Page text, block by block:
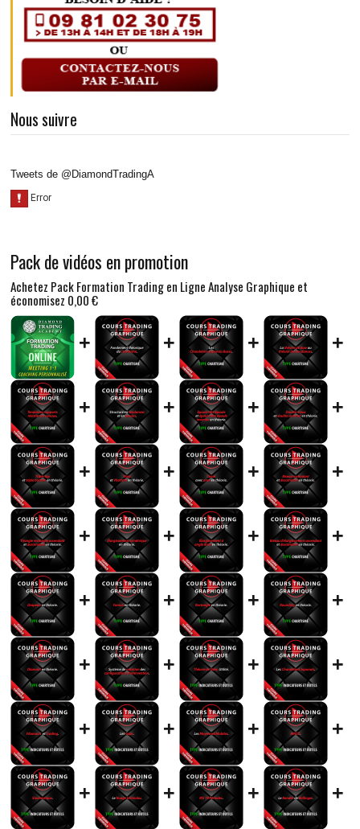
Nous suivre
Tweets de @DiamondTradingA
Pack de vidéos en promotion
Achetez Pack Formation Trading en Ligne Analyse Graphique et
économisez 0,00 €
+ + + +
+ + + +
+ + + +
+ + + +
+ + + +
+ + + +
+ + + +
+ + + +